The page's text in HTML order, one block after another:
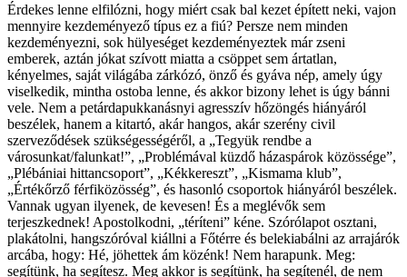
Érdekes lenne elfilózni, hogy miért csak bal kezet épített neki, vajon
mennyire kezdeményező típus ez a fiú? Persze nem minden
kezdeményezni, sok hülyeséget kezdeményeztek már zseni
emberek, aztán jókat szívott miatta a csöppet sem ártatlan,
kényelmes, saját világába zárkózó, önző és gyáva nép, amely úgy
viselkedik, mintha ostoba lenne, és akkor bizony lehet is úgy bánni
vele. Nem a petárdapukkanásnyi agresszív hőzöngés hiányáról
beszélek, hanem a kitartó, akár hangos, akár szerény civil
szerveződések szükségességéről, a „Tegyük rendbe a
városunkat/falunkat!”, „Problémával küzdő házaspárok közössége”,
„Plébániai hittancsoport”, „Kékkereszt”, „Kismama klub”,
„Értékőrző férfiközösség”, és hasonló csoportok hiányáról beszélek.
Vannak ugyan ilyenek, de kevesen! És a meglévők sem
terjeszkednek! Apostolkodni, „téríteni” kéne. Szórólapot osztani,
plakátolni, hangszóróval kiállni a Főtérre és belekiabálni az arrajárók
arcába, hogy: Hé, jöhettek ám közénk! Nem harapunk. Meg:
segítünk, ha segítesz. Meg akkor is segítünk, ha segítenél, de nem